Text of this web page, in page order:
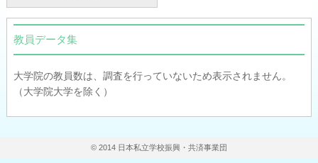
教員データ集
大学院の教員数は、調査を行っていないため表示されません。
（大学院大学を除く）
© 2014 日本私立学校振興・共済事業団